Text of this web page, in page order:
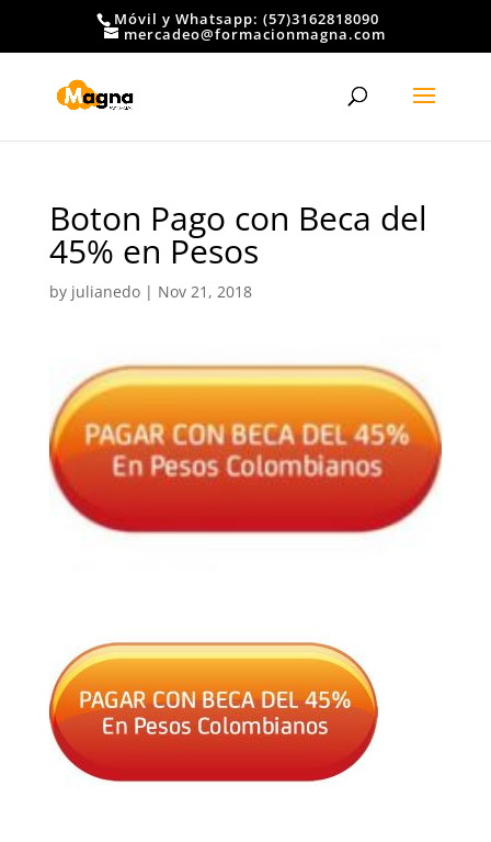
Móvil y Whatsapp: (57)3162818090
mercadeo@formacionmagna.com
Boton Pago con Beca del
45% en Pesos
by julianedo| Nov 21, 2018